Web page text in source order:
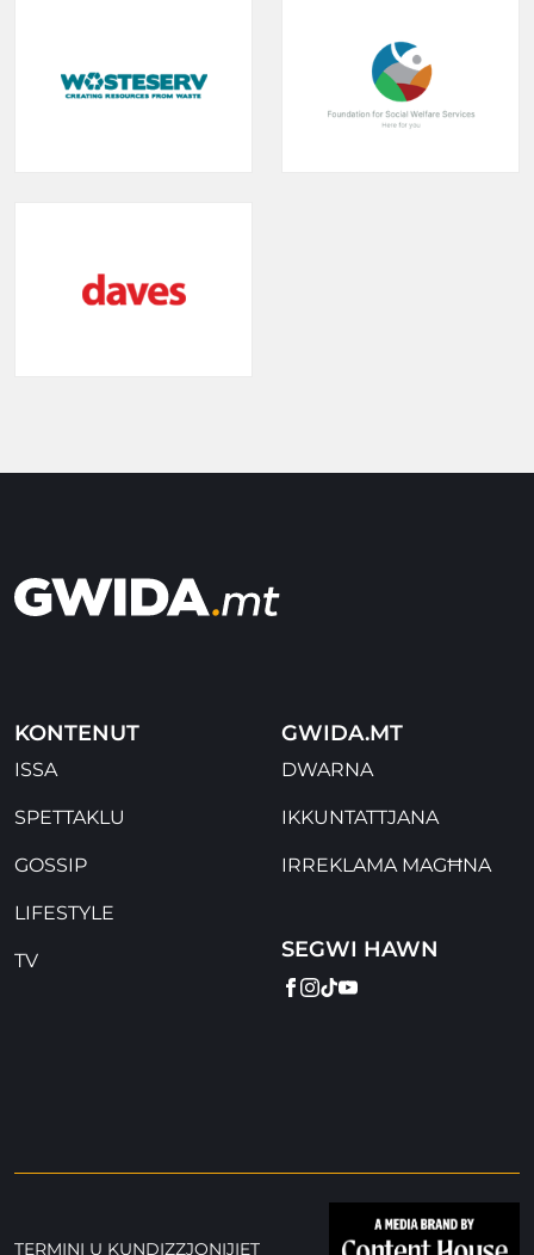
KONTENUT
ISSA
SPETTAKLU
GOSSIP
LIFESTYLE
TV
GWIDA.MT
DWARNA
IKKUNTATTJANA
IRREKLAMA MAGĦNA
SEGWI HAWN
FACEBOOK
INSTAGRAM
TIKTOK
YOUTUBE
TERMINI U KUNDIZZJONIJIET